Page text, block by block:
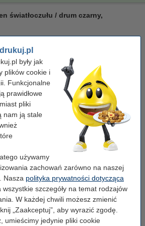
były jak
plików cookie i
Funkcjonalne
prawidłowe
pliki
nam ją stale
używamy
zachowań zarówno na naszej
Nasza polityka prywatności dotycząca
wszystkie szczegóły na temat rodzajów
W każdej chwili możesz zmienić
„Zaakceptuj”, aby wyrazić zgodę.
umieścimy jedynie pliki cookie
światłoczułu / drum czarny,
Kliknij i sprawdź całą specyfikacje
na wtorek
stronę 0,02 zł
zł Zamawiam
w porównaniu do wersji oryginalnej!
wydruku.
DR-3200 bęben światłoczuły /
tego bębna, zakupić wersję 123drukuj.